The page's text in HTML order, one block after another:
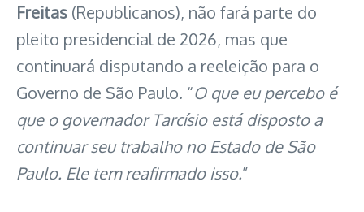
Freitas (Republicanos), não fará parte do
pleito presidencial de 2026, mas que
continuará disputando a reeleição para o
Governo de São Paulo. “O que eu percebo é
que o governador Tarcísio está disposto a
continuar seu trabalho no Estado de São
Paulo. Ele tem reafirmado isso.”